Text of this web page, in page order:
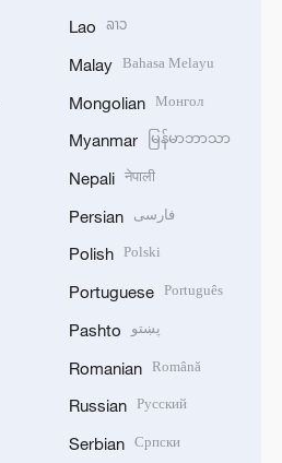
Lao ລາວ
Malay Bahasa Melayu
Mongolian Монгол
Myanmar မြန်မာဘာသာ
Nepali नेपाली
Persian فارسی
Polish Polski
Portuguese Português
Pashto پښتو
Romanian Română
Russian Русский
Serbian Српски